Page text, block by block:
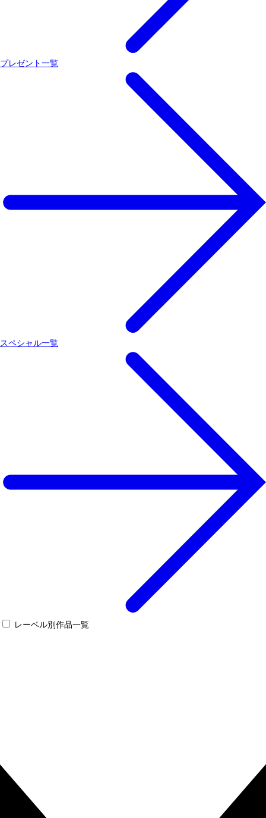
プレゼント一覧
スペシャル一覧
レーベル別作品一覧